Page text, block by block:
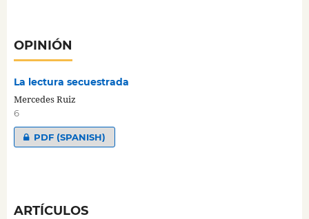
OPINIÓN
La lectura secuestrada
Mercedes Ruiz
6
PDF (SPANISH)
ARTÍCULOS